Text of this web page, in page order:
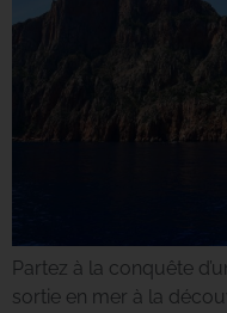
Partez à la conquête
sortie en mer à la